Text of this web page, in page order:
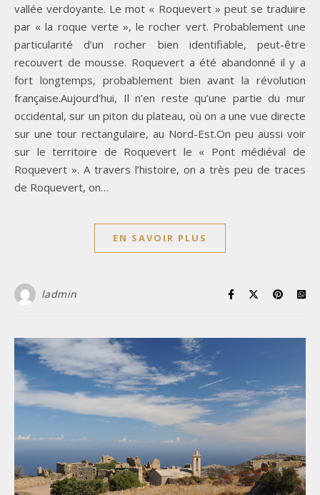
vallée verdoyante. Le mot « Roquevert » peut se traduire
par « la roque verte », le rocher vert. Probablement une
particularité d’un rocher bien identifiable, peut-être
recouvert de mousse. Roquevert a été abandonné il y a
fort longtemps, probablement bien avant la révolution
française.Aujourd’hui, Il n’en reste qu’une partie du mur
occidental, sur un piton du plateau, où on a une vue directe
sur une tour rectangulaire, au Nord-Est.On peu aussi voir
sur le territoire de Roquevert le « Pont médiéval de
Roquevert ». A travers l’histoire, on a très peu de traces
de Roquevert, on…
EN SAVOIR PLUS
ladmin